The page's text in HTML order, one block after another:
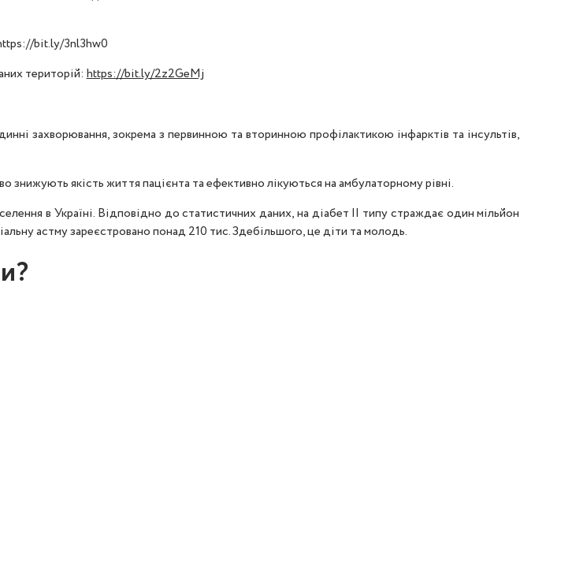
https://bit.ly/3nl3hw0
територій:https://bit.ly/2z2GeMj
захворювання, зокрема з первинною та вторинною профілактикою інфарктів та інсультів,
якість життя пацієнта та ефективно лікуються на амбулаторному рівні.
в Україні. Відповідно до статистичних даних, на діабет II типу страждає один мільйон
астму зареєстровано понад 210 тис. Здебільшого, це діти та молодь.